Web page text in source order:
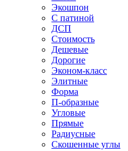
Экошпон
С патиной
ДСП
Стоимость
Дешевые
Дорогие
Эконом-класс
Элитные
Форма
П-образные
Угловые
Прямые
Радиусные
Скошенные углы